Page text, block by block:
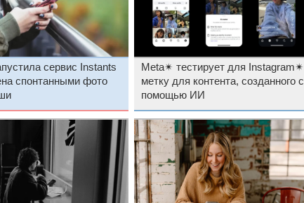
сервис Instants
спонтанными фото
Meta✴ тестирует для Instagram✴
метку для контента, созданного с
помощью ИИ